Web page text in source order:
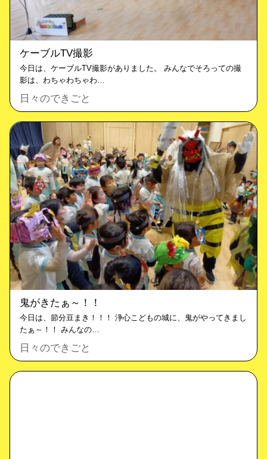
ケーブルTV撮影
今日は、ケーブルTV撮影がありました。 みんなでそろっての撮
影は、わちゃわちゃわ…
日々のできごと
鬼がきたぁ～！！
今日は、節分豆まき！！！ 浄心こどもの城に、鬼がやってきまし
たぁ～！！ みんなの…
日々のできごと